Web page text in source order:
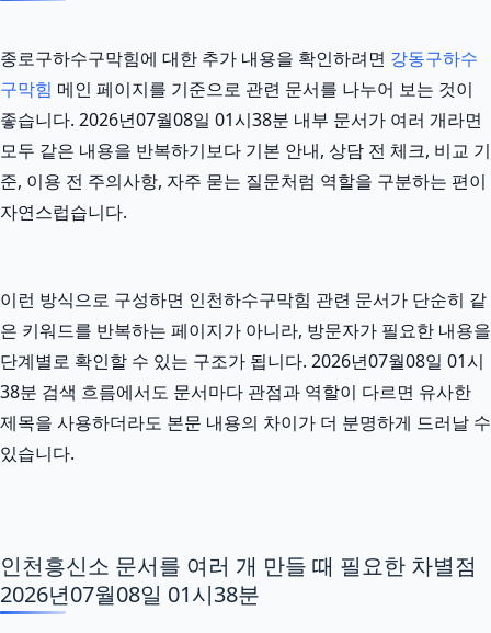
종로구하수구막힘에 대한 추가 내용을 확인하려면 강동구하수
구막힘 메인 페이지를 기준으로 관련 문서를 나누어 보는 것이
좋습니다. 2026년07월08일 01시38분 내부 문서가 여러 개라면
모두 같은 내용을 반복하기보다 기본 안내, 상담 전 체크, 비교 기
준, 이용 전 주의사항, 자주 묻는 질문처럼 역할을 구분하는 편이
자연스럽습니다.
이런 방식으로 구성하면 인천하수구막힘 관련 문서가 단순히 같
은 키워드를 반복하는 페이지가 아니라, 방문자가 필요한 내용을
단계별로 확인할 수 있는 구조가 됩니다. 2026년07월08일 01시
38분 검색 흐름에서도 문서마다 관점과 역할이 다르면 유사한
제목을 사용하더라도 본문 내용의 차이가 더 분명하게 드러날 수
있습니다.
인천흥신소 문서를 여러 개 만들 때 필요한 차별점
2026년07월08일 01시38분